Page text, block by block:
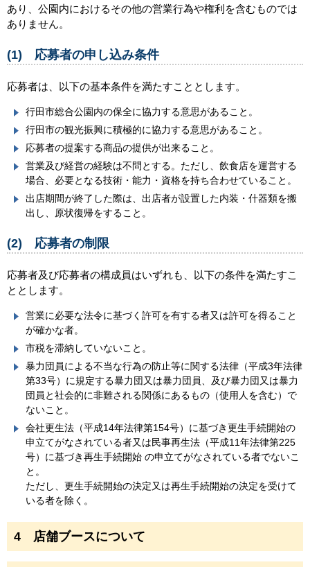
あり、公園内におけるその他の営業行為や権利を含むものでは
ありません。
(1) 応募者の申し込み条件
応募者は、以下の基本条件を満たすこととします。
行田市総合公園内の保全に協力する意思があること。
行田市の観光振興に積極的に協力する意思があること。
応募者の提案する商品の提供が出来ること。
営業及び経営の経験は不問とする。ただし、飲食店を運営する
場合、必要となる技術・能力・資格を持ち合わせていること。
出店期間が終了した際は、出店者が設置した内装・什器類を搬
出し、原状復帰をすること。
(2) 応募者の制限
応募者及び応募者の構成員はいずれも、以下の条件を満たすこ
ととします。
営業に必要な法令に基づく許可を有する者又は許可を得ること
が確かな者。
市税を滞納していないこと。
暴力団員による不当な行為の防止等に関する法律（平成3年法律
第33号）に規定する暴力団又は暴力団員、及び暴力団又は暴力
団員と社会的に非難される関係にあるもの（使用人を含む）で
ないこと。
会社更生法（平成14年法律第154号）に基づき更生手続開始の
申立てがなされている者又は民事再生法（平成11年法律第225
号）に基づき再生手続開始 の申立てがなされている者でないこ
と。
ただし、更生手続開始の決定又は再生手続開始の決定を受けて
いる者を除く。
4 店舗ブースについて